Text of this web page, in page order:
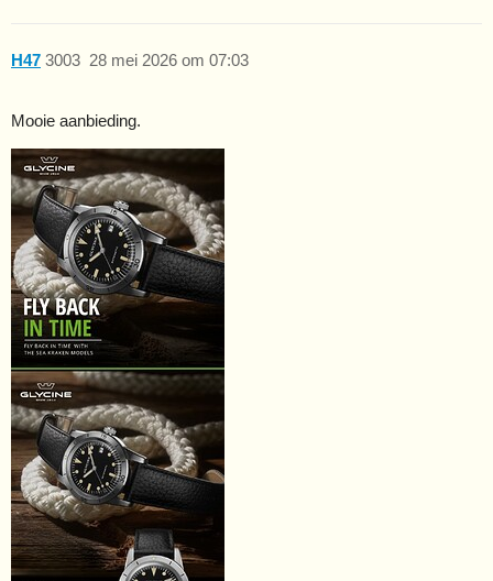
H47 28 mei 2026 om 07:03
3003
Mooie aanbieding.